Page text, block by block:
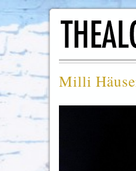
Milli